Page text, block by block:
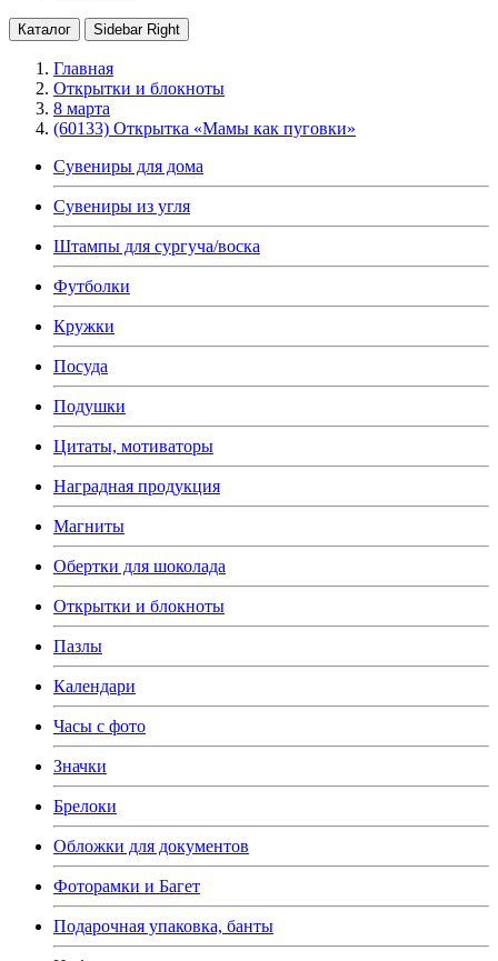
Каталог Sidebar Right
Главная
Открытки и блокноты
8 марта
(60133) Открытка «Мамы как пуговки»
Сувениры для дома
Сувениры из угля
Штампы для сургуча/воска
Футболки
Кружки
Посуда
Подушки
Цитаты, мотиваторы
Наградная продукция
Магниты
Обертки для шоколада
Открытки и блокноты
Пазлы
Календари
Часы с фото
Значки
Брелоки
Обложки для документов
Фоторамки и Багет
Подарочная упаковка, банты